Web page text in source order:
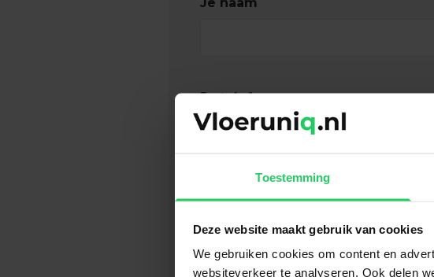
Toestemming
Deze website maakt gebruik van cookies
We gebruiken cookies om content en
websiteverkeer te analyseren. Ook delen
Je telefoonnummer